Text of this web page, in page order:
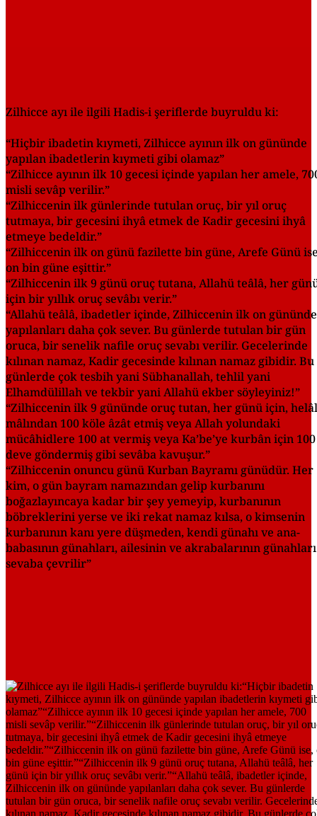
Zilhicce ayı ile ilgili Hadis-i şeriflerde buyruldu ki:
“Hiçbir ibadetin kıymeti, Zilhicce ayının ilk on gününde
yapılan ibadetlerin kıymeti gibi olamaz”
“Zilhicce ayının ilk 10 gecesi içinde yapılan her amele,
misli sevâp verilir.”
“Zilhiccenin ilk günlerinde tutulan oruç, bir yıl oruç
tutmaya, bir gecesini ihyâ etmek de Kadir gecesini ihyâ
etmeye bedeldir.”
“Zilhiccenin ilk on günü fazilette bin güne, Arefe Günü
on bin güne eşittir.”
“Zilhiccenin ilk 9 günü oruç tutana, Allahü teâlâ, her
için bir yıllık oruç sevâbı verir.”
“Allahü teâlâ, ibadetler içinde, Zilhiccenin ilk on gününde
yapılanları daha çok sever. Bu günlerde tutulan bir gün
oruca, bir senelik nafile oruç sevabı verilir. Gecelerinde
kılınan namaz, Kadir gecesinde kılınan namaz gibidir. Bu
günlerde çok tesbih yani Sübhanallah, tehlil yani
Elhamdülillah ve tekbir yani Allahü ekber söyleyiniz!”
“Zilhiccenin ilk 9 gününde oruç tutan, her günü için, helâl
mâlından 100 köle âzât etmiş veya Allah yolundaki
mücâhidlere 100 at vermiş veya Ka’be’ye kurbân için 100
deve göndermiş gibi sevâba kavuşur.”
“Zilhiccenin onuncu günü Kurban Bayramı günüdür. Her
kim, o gün bayram namazından gelip kurbanını
boğazlayıncaya kadar bir şey yemeyip, kurbanının
böbreklerini yerse ve iki rekat namaz kılsa, o kimsenin
kurbanının kanı yere düşmeden, kendi günahı ve ana-
babasının günahları, ailesinin ve akrabalarının günahları
sevaba çevrilir”